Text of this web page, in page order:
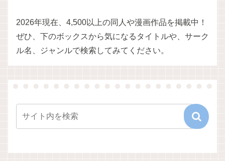
2026年現在、4,500以上の同人や漫画作品を掲載中！
ぜひ、下のボックスから気になるタイトルや、サーク
ル名、ジャンルで検索してみてください。